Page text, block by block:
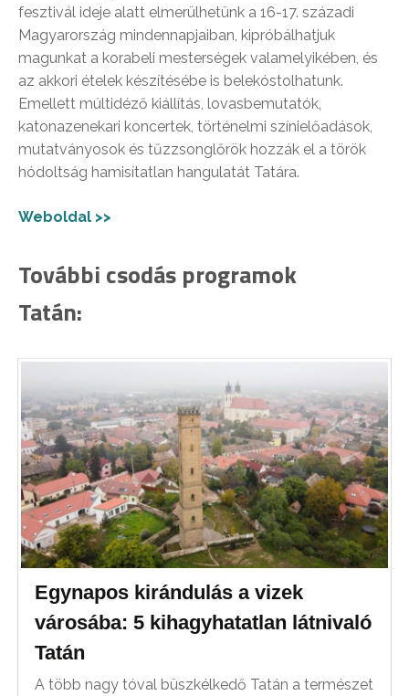
fesztivál ideje alatt elmerülhetünk a 16-17. századi
Magyarország mindennapjaiban, kipróbálhatjuk
magunkat a korabeli mesterségek valamelyikében, és
az akkori ételek készítésébe is belekóstolhatunk.
Emellett múltidéző kiállítás, lovasbemutatók,
katonazenekari koncertek, történelmi színielőadások,
mutatványosok és tűzzsonglőrök hozzák el a török
hódoltság hamisítatlan hangulatát Tatára.
Weboldal >>
További csodás programok
Tatán:
Egynapos kirándulás a vizek
városába: 5 kihagyhatatlan látnivaló
Tatán
A több nagy tóval büszkélkedő Tatán a természet